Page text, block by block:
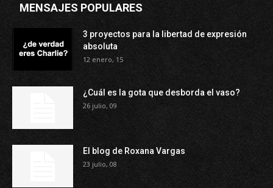
MENSAJES POPULARES
3 proyectos para la libertad de expresión
absoluta
12 enero, 15
¿Cuál es la gota que desborda el vaso?
26 julio, 09
El blog de Roxana Vargas
23 julio, 08